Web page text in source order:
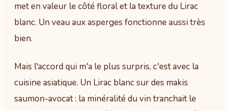
met en valeur le côté floral et la texture du Lirac
blanc. Un veau aux asperges fonctionne aussi très
bien.
Mais l'accord qui m'a le plus surpris, c'est avec la
cuisine asiatique. Un Lirac blanc sur des makis
saumon-avocat : la minéralité du vin tranchait le